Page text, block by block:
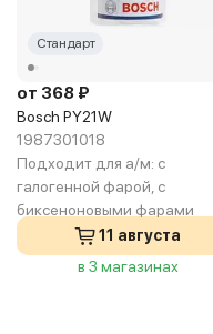
Стандарт
от 368 ₽
Bosch PY21W
1987301018
Подходит для а/м: с
галогенной фарой, с
биксеноновыми фарами
11 августа
в 3 магазинах